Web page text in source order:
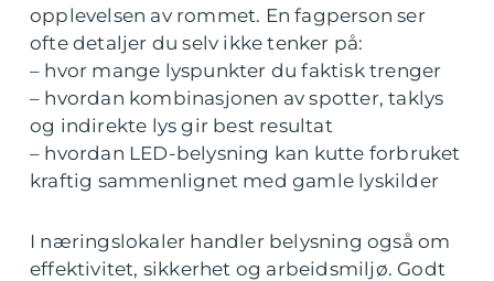
opplevelsen av rommet. En fagperson ser
ofte detaljer du selv ikke tenker på:
– hvor mange lyspunkter du faktisk trenger
– hvordan kombinasjonen av spotter, taklys
og indirekte lys gir best resultat
– hvordan LED-belysning kan kutte forbruket
kraftig sammenlignet med gamle lyskilder
I næringslokaler handler belysning også om
effektivitet, sikkerhet og arbeidsmiljø. Godt